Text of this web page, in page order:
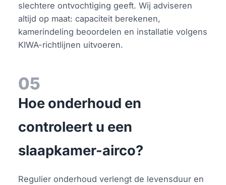
slechtere ontvochtiging geeft. Wij adviseren
altijd op maat: capaciteit berekenen,
kamerindeling beoordelen en installatie volgens
KIWA-richtlijnen uitvoeren.
05
Hoe onderhoud en
controleert u een
slaapkamer-airco?
Regulier onderhoud verlengt de levensduur en